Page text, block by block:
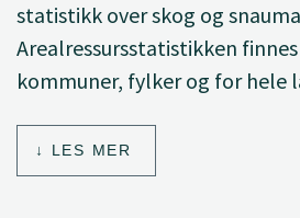
statistikk over skog og
Arealressursstatistikken
kommuner, fylker og for hele
LES MER